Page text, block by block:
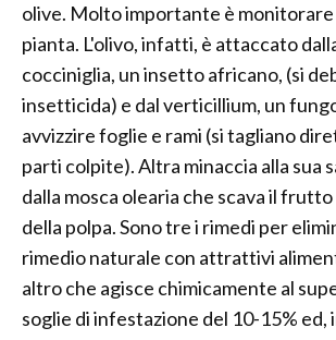
olive. Molto importante è monitorare
pianta. L'olivo, infatti, è attaccato
cocciniglia, un insetto africano, (si
insetticida) e dal verticillium, un
avvizzire foglie e rami (si tagliano
parti colpite). Altra minaccia alla sua
dalla mosca olearia che scava il
della polpa. Sono tre i rimedi per
rimedio naturale con attrattivi
altro che agisce chimicamente al
soglie di infestazione del 10-15% ed,